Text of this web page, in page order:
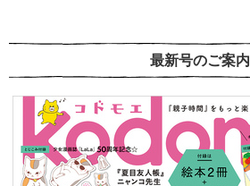
最新号のご案内